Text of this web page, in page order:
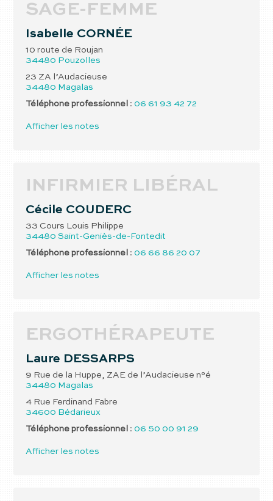
SAGE-FEMME
Isabelle CORNÉE
10 route de Roujan
34480 Pouzolles
23 ZA l’Audacieuse
34480 Magalas
Téléphone professionnel : 06 61 93 42 72
Afficher les notes
INFIRMIER LIBÉRAL
Cécile COUDERC
33 Cours Louis Philippe
34480 Saint-Geniès-de-Fontedit
Téléphone professionnel : 06 66 86 20 07
Afficher les notes
ERGOTHÉRAPEUTE
Laure DESSARPS
9 Rue de la Huppe, ZAE de l’Audacieuse n°é
34480 Magalas
4 Rue Ferdinand Fabre
34600 Bédarieux
Téléphone professionnel : 06 50 00 91 29
Afficher les notes